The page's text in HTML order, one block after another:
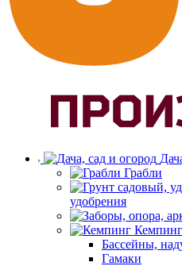
Грабли
удобрения
Кемпинг
Бассейны,
Гамаки